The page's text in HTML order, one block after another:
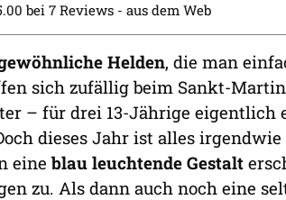
bei 7 Reviews - aus dem Web
Helden, die man
sich zufällig beim Sankt-
– für drei 13-Jährige
dieses Jahr ist alles
eineblau leuchtende Gestalt
zu. Als dann auch noch eine